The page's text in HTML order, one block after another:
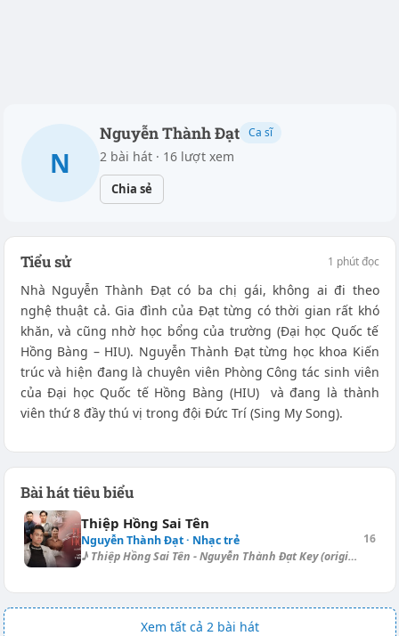
N
Nguyễn Thành Đạt Ca sĩ
2 bài hát · 16 lượt xem
Chia sẻ
Tiểu sử 1 phút đọc
Nhà Nguyễn Thành Đạt có ba chị gái, không ai đi theo
nghệ thuật cả. Gia đình của Đạt từng có thời gian rất khó
khăn, và cũng nhờ học bổng của trường (Đại học Quốc tế
Hồng Bàng – HIU). Nguyễn Thành Đạt từng học khoa Kiến
trúc và hiện đang là chuyên viên Phòng Công tác sinh viên
của Đại học Quốc tế Hồng Bàng (HIU) và đang là thành
viên thứ 8 đầy thú vị trong đội Đức Trí (Sing My Song).
Bài hát tiêu biểu
Thiệp Hồng Sai Tên
Nguyễn Thành Đạt · Nhạc trẻ
♪ Thiệp Hồng Sai Tên - Nguyễn Thành Đạt Key (original): Fm → Key (transp...
16
Xem tất cả 2 bài hát